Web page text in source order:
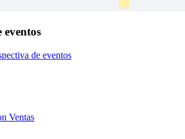
eventos
de eventos
Ventas